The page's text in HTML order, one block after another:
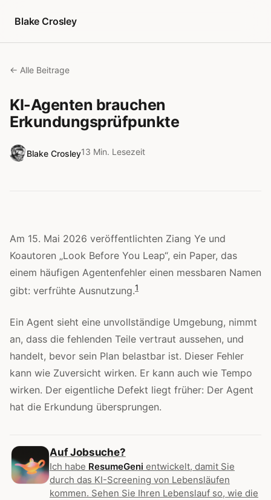
Blake Crosley
← Alle Beitrage
KI-Agenten brauchen
Erkundungsprüfpunkte
Blake Crosley13 Min. Lesezeit
Am 15. Mai 2026 veröffentlichten Ziang Ye und
Koautoren „Look Before You Leap“, ein Paper, das
einem häufigen Agentenfehler einen messbaren Namen
gibt: verfrühte Ausnutzung.1
Ein Agent sieht eine unvollständige Umgebung, nimmt
an, dass die fehlenden Teile vertraut aussehen, und
handelt, bevor sein Plan belastbar ist. Dieser Fehler
kann wie Zuversicht wirken. Er kann auch wie Tempo
wirken. Der eigentliche Defekt liegt früher: Der Agent
hat die Erkundung übersprungen.
Auf Jobsuche?
Ich habe ResumeGeni entwickelt, damit Sie
durch das KI-Screening von Lebensläufen
kommen. Sehen Sie Ihren Lebenslauf so, wie die